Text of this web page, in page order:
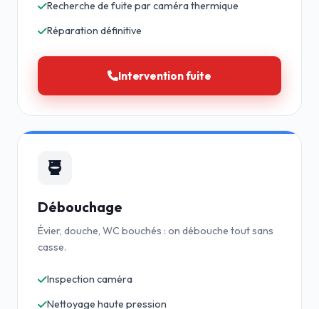
Recherche de fuite par caméra thermique
Réparation définitive
Intervention fuite
Débouchage
Évier, douche, WC bouchés : on débouche tout sans
casse.
Inspection caméra
Nettoyage haute pression